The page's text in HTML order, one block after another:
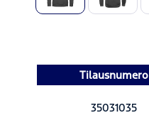
Tilausnumero
35031035